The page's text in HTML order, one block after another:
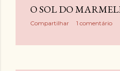
O SOL DO
Compartilhar 1 comentário